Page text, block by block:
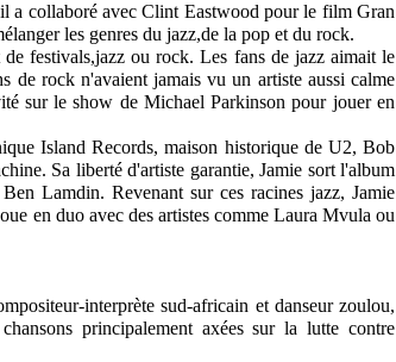
a collaboré avec Clint Eastwood pour le film Gran
les genres du jazz,de la pop et du rock.
festivals,jazz ou rock. Les fans de jazz aimait le
de rock n'avaient jamais vu un artiste aussi calme
sur le show de Michael Parkinson pour jouer en
Island Records, maison historique de U2, Bob
Sa liberté d'artiste garantie, Jamie sort l'album
Lamdin. Revenant sur ces racines jazz, Jamie
en duo avec des artistes comme Laura Mvula ou
interprète sud-africain et danseur zoulou,
principalement axées sur la lutte contre